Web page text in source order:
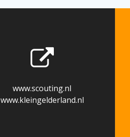
www.scouting.nl
www.kleingelderland.nl